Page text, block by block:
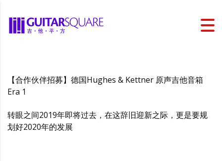
【合作伙伴招募】德国Hughes & Kettner 原声吉他音箱
Era 1
转眼之间2019年即将过去，在这辞旧迎新之际，更是要规
划好2020年的发展